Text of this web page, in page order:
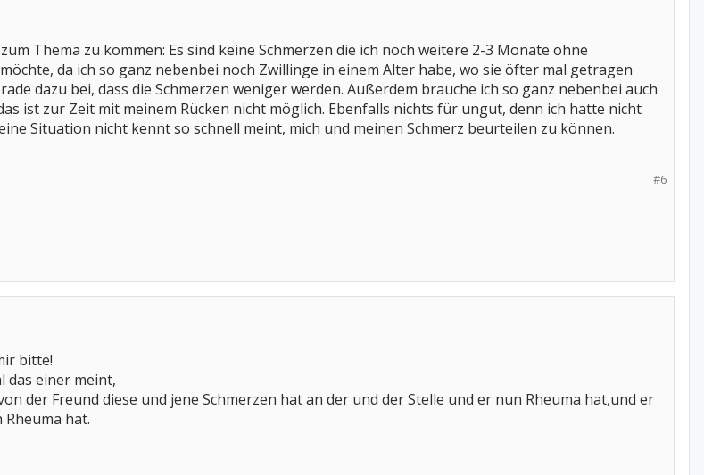
Thema zu kommen: Es sind keine Schmerzen die ich noch weitere 2-3 Monate ohne
da ich so ganz nebenbei noch Zwillinge in einem Alter habe, wo sie öfter mal getragen
dazu bei, dass die Schmerzen weniger werden. Außerdem brauche ich so ganz nebenbei auch
ist zur Zeit mit meinem Rücken nicht möglich. Ebenfalls nichts für ungut, denn ich hatte nicht
Situation nicht kennt so schnell meint, mich und meinen Schmerz beurteilen zu können.
#6
bitte!
das einer meint,
der Freund diese und jene Schmerzen hat an der und der Stelle und er nun Rheuma hat,und er
hat.